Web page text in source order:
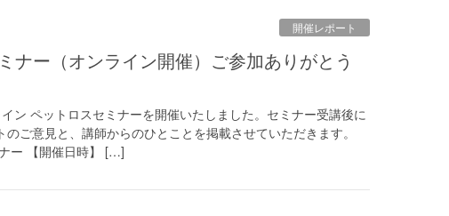
開催レポート
ン ペットロスセミナーを開催いたしました。セミナー受講後に
ご意見と、講師からのひとことを掲載させていただきます。
ー 【開催日時】 […]